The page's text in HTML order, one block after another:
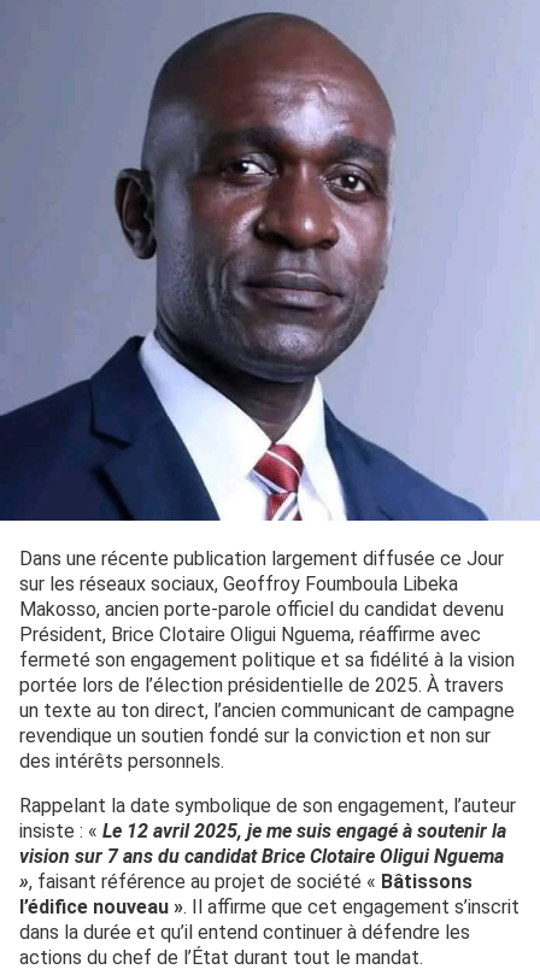
Dans une récente publication largement diffusée ce Jour
sur les réseaux sociaux, Geoffroy Foumboula Libeka
Makosso, ancien porte-parole officiel du candidat devenu
Président, Brice Clotaire Oligui Nguema, réaffirme avec
fermeté son engagement politique et sa fidélité à la vision
portée lors de l’élection présidentielle de 2025. À travers
un texte au ton direct, l’ancien communicant de campagne
revendique un soutien fondé sur la conviction et non sur
des intérêts personnels.
Rappelant la date symbolique de son engagement, l’auteur
insiste : « Le 12 avril 2025, je me suis engagé à soutenir la
vision sur 7 ans du candidat Brice Clotaire Oligui Nguema
», faisant référence au projet de société « Bâtissons
l’édifice nouveau ». Il affirme que cet engagement s’inscrit
dans la durée et qu’il entend continuer à défendre les
actions du chef de l’État durant tout le mandat.